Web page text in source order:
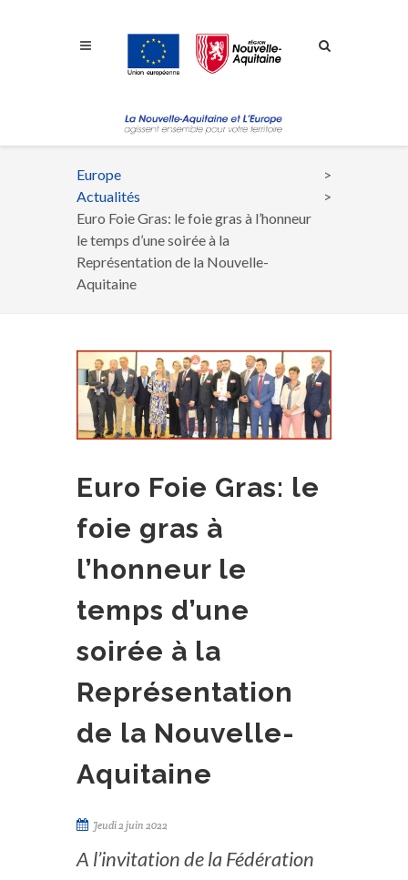
Fil
d'Ariane
Europe
Actualités
Euro Foie Gras: le foie gras à l’honneur
le temps d’une soirée à la
Représentation de la Nouvelle-
Aquitaine
Euro Foie Gras: le
foie gras à
l’honneur le
temps d’une
soirée à la
Représentation
de la Nouvelle-
Aquitaine
Jeudi 2 juin 2022
A l’invitation de la Fédération